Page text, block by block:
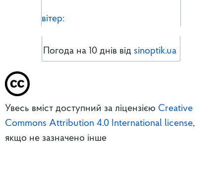
вітер:
Погода на 10 днів від sinoptik.ua
Увесь вміст доступний за ліцензією Creative
Commons Attribution 4.0 International license,
якщо не зазначено інше